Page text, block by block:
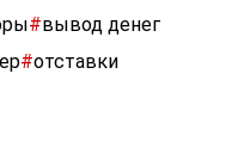
#вывод денег
#отставки